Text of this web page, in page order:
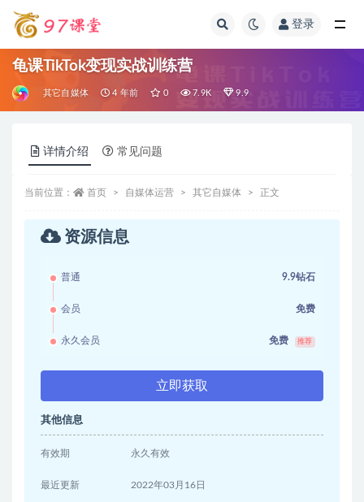
登录
龟课TikTok变现实战训练营
其它自媒体 4 年前 0 7.9K 9.9
详情介绍 常见问题
当前位置： 首页 自媒体运营 其它自媒体 正文
资源信息
普通 9.9钻石
会员 免费
永久会员 免费 推荐
立即获取
其他信息
有效期 永久有效
最近更新 2022年03月16日